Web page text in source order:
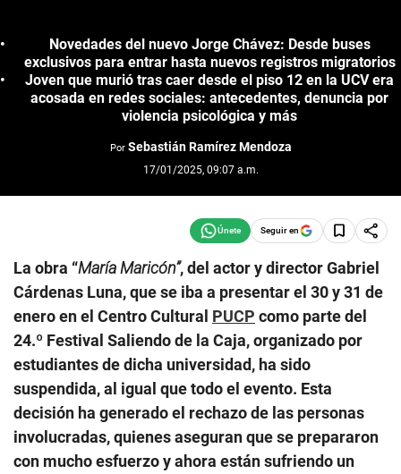
Novedades del nuevo Jorge Chávez: Desde buses
exclusivos para entrar hasta nuevos registros migratorios
Joven que murió tras caer desde el piso 12 en la UCV era
acosada en redes sociales: antecedentes, denuncia por
violencia psicológica y más
Por Sebastián Ramírez Mendoza
17/01/2025, 09:07 a.m.
Seguir en
La obra “María Maricón”, del actor y director Gabriel
Cárdenas Luna, que se iba a presentar el 30 y 31 de
enero en el Centro Cultural PUCP como parte del
24.º Festival Saliendo de la Caja, organizado por
estudiantes de dicha universidad, ha sido
suspendida, al igual que todo el evento. Esta
decisión ha generado el rechazo de las personas
involucradas, quienes aseguran que se prepararon
con mucho esfuerzo y ahora están sufriendo un